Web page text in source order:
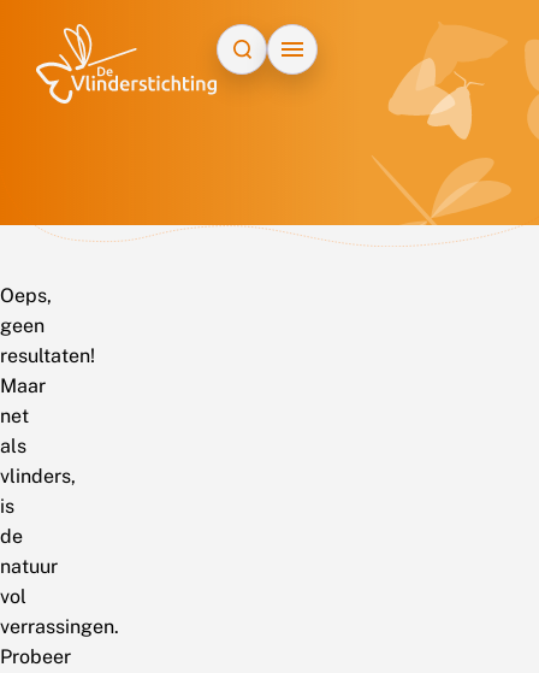
Oeps,
geen
resultaten!
Maar
net
als
vlinders,
is
de
natuur
vol
verrassingen.
Probeer